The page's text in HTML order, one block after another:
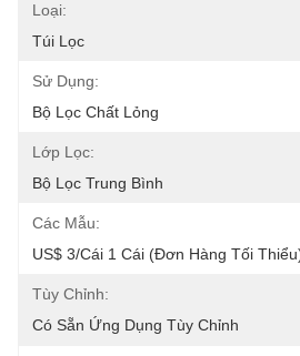
Loại:
Túi Lọc
Sử Dụng:
Bộ Lọc Chất Lỏng
Lớp Lọc:
Bộ Lọc Trung Bình
Các Mẫu:
US$ 3/Cái 1 Cái (Đơn Hàng Tối
Tùy Chỉnh:
Có Sẵn Ứng Dụng Tùy Chỉnh